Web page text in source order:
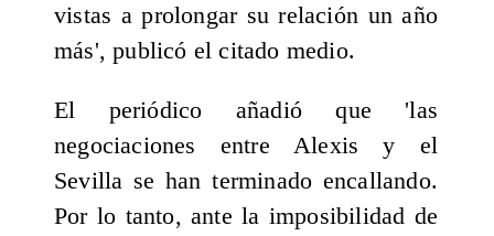
vistas a prolongar su relación un año
más', publicó el citado medio.
El periódico añadió que 'las
negociaciones entre Alexis y el
Sevilla se han terminado encallando.
Por lo tanto, ante la imposibilidad de